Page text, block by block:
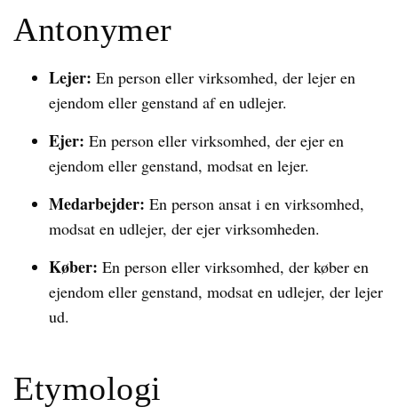
Antonymer
Lejer: En person eller virksomhed, der lejer en
ejendom eller genstand af en udlejer.
Ejer: En person eller virksomhed, der ejer en
ejendom eller genstand, modsat en lejer.
Medarbejder: En person ansat i en virksomhed,
modsat en udlejer, der ejer virksomheden.
Køber: En person eller virksomhed, der køber en
ejendom eller genstand, modsat en udlejer, der lejer
ud.
Etymologi